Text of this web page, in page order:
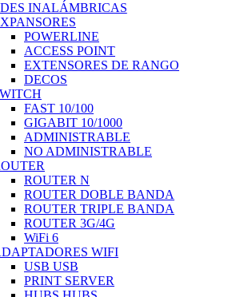
INALÁMBRICAS
POWERLINE
ACCESS POINT
EXTENSORES DE RANGO
DECOS
FAST 10/100
GIGABIT 10/1000
ADMINISTRABLE
NO ADMINISTRABLE
ROUTER N
ROUTER DOBLE BANDA
ROUTER TRIPLE BANDA
ROUTER 3G/4G
WiFi 6
WIFI
USB USB
PRINT SERVER